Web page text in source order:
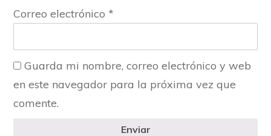
Correo electrónico *
Guarda mi nombre, correo electrónico y web
en este navegador para la próxima vez que
comente.
Enviar